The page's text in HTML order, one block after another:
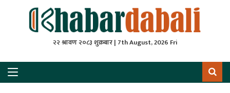
२२ श्रावण २०८३ शुक्रबार | 7th August, 2026 Fri